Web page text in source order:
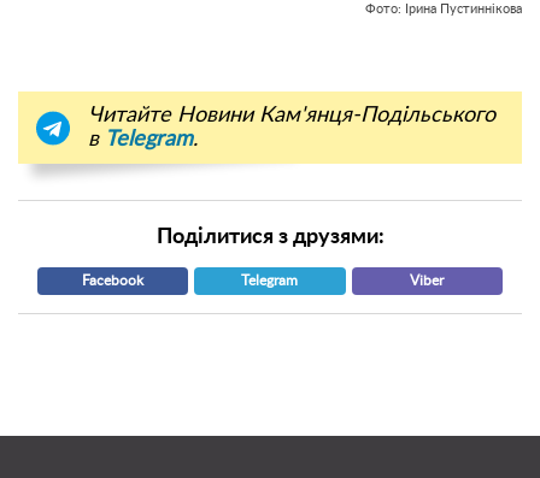
Фото: Ірина Пустиннікова
Читайте Новини Кам'янця-Подільського
в Telegram.
Поділитися з друзями:
Facebook Telegram Viber